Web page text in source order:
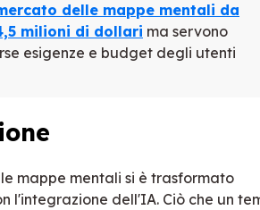
delle mappe mentali da
milioni di dollari ma servono
esigenze e budget degli utenti
mappe mentali si è trasformato
l'integrazione dell'IA. Ciò che un